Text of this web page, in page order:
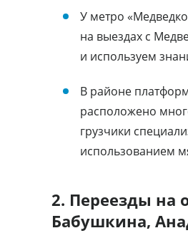
У метро
на выездах с
и используем
В районе
расположено
грузчики
использованием
2. Переезды на
Бабушкина,